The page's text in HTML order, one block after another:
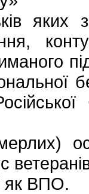
яких
як ВПО.